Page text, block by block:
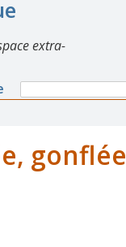
extra-
Search
Search
gonflée